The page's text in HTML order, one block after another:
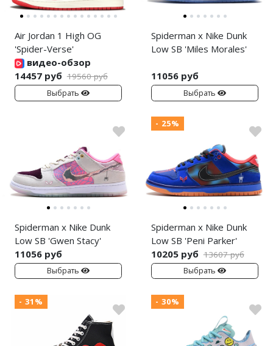
Air Jordan 1 High OG
'Spider-Verse'
видео-обзор
14457 руб 19560 руб
Выбрать
Spiderman x Nike Dunk
Low SB 'Miles Morales'
11056 руб
Выбрать
Spiderman x Nike Dunk
Low SB 'Gwen Stacy'
11056 руб
Выбрать
- 25%
Spiderman x Nike Dunk
Low SB 'Peni Parker'
10205 руб 13607 руб
Выбрать
- 31% - 30%